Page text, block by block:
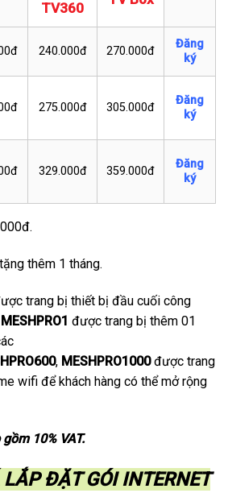
TV360
240.000đ 270.000đ
Đăng
ký
275.000đ 305.000đ
Đăng
ký
329.000đ 359.000đ
Đăng
ký
thêm 1 tháng.
trang bị thiết bị đầu cuối công
MESHPRO1 được trang bị thêm 01
, MESHPRO1000được trang
wifi để khách hàng có thể mở rộng
10% VAT.
ĐẶT GÓI INTERNET